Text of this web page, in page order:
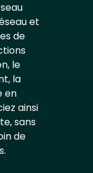
et
de
le
la
en
ainsi
sans
de